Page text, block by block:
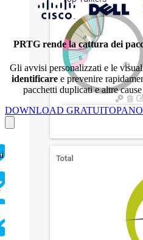
PRTG rende la cattura dei
Gli avvisi personalizzati e le
identificare e prevenire
pacchetti duplicati e altre
DOWNLOAD GRATUITO